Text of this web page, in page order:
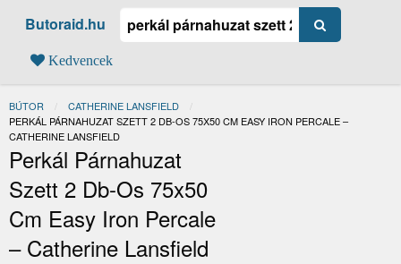
Butoraid.hu
Kedvencek
BÚTOR
CATHERINE LANSFIELD
JELENLEGI:
PERKÁL PÁRNAHUZAT SZETT 2 DB-OS 75X50 CM EASY IRON PERCALE –
CATHERINE LANSFIELD
Perkál Párnahuzat
Szett 2 Db-Os 75x50
Cm Easy Iron Percale
– Catherine Lansfield